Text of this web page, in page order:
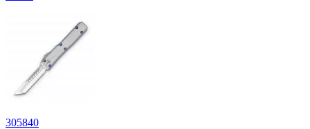
305840